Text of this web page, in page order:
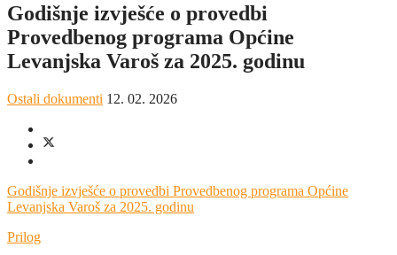
Godišnje izvješće o provedbi
Provedbenog programa Općine
Levanjska Varoš za 2025. godinu
Ostali dokumenti 12. 02. 2026
Godišnje izvješće o provedbi Provedbenog programa Općine
Levanjska Varoš za 2025. godinu
Prilog